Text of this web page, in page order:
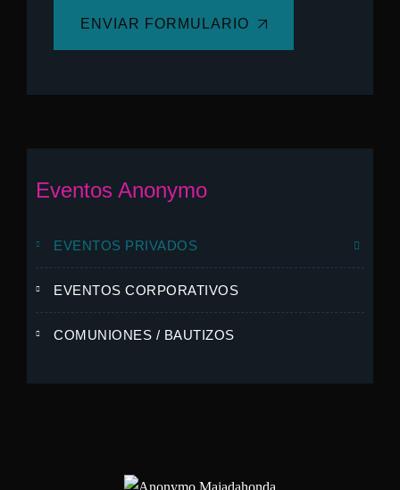
ENVIAR FORMULARIO
Eventos Anonymo
EVENTOS PRIVADOS
EVENTOS CORPORATIVOS
COMUNIONES / BAUTIZOS